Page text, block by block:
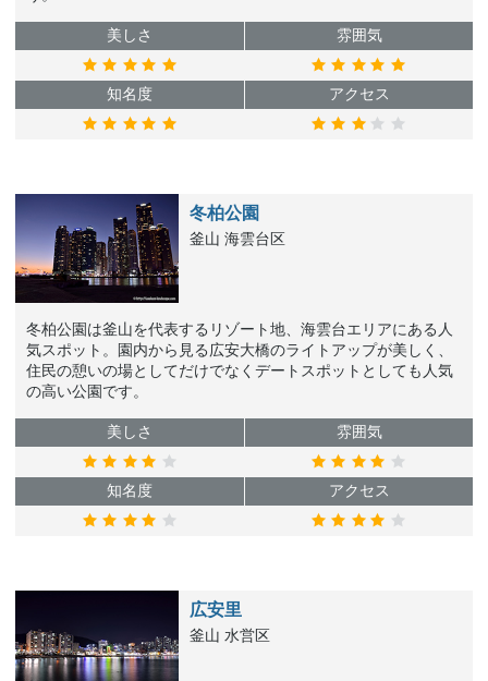
美しさ 雰囲気
知名度 アクセス
冬柏公園
釜山 海雲台区
冬柏公園は釜山を代表するリゾート地、海雲台エリアにある人
気スポット。園内から見る広安大橋のライトアップが美しく、
住民の憩いの場としてだけでなくデートスポットとしても人気
の高い公園です。
美しさ 雰囲気
知名度 アクセス
広安里
釜山 水営区